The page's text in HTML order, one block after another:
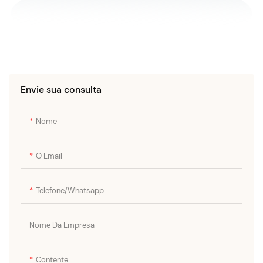
Envie sua consulta
Nome
O Email
Telefone/whatsapp
Nome Da Empresa
Contente